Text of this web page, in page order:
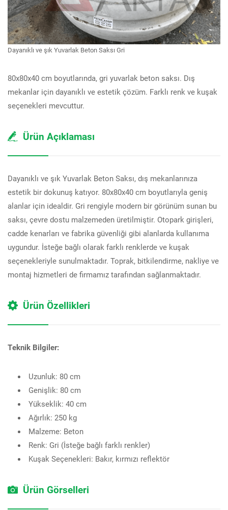
Dayanıklı ve şık Yuvarlak Beton Saksı Gri
80x80x40 cm boyutlarında, gri yuvarlak beton saksı. Dış
mekanlar için dayanıklı ve estetik çözüm. Farklı renk ve kuşak
seçenekleri mevcuttur.
Ürün Açıklaması
Dayanıklı ve şık Yuvarlak Beton Saksı, dış mekanlarınıza
estetik bir dokunuş katıyor. 80x80x40 cm boyutlarıyla geniş
alanlar için idealdir. Gri rengiyle modern bir görünüm sunan bu
saksı, çevre dostu malzemeden üretilmiştir. Otopark girişleri,
cadde kenarları ve fabrika güvenliği gibi alanlarda kullanıma
uygundur. İsteğe bağlı olarak farklı renklerde ve kuşak
seçenekleriyle sunulmaktadır. Toprak, bitkilendirme, nakliye ve
montaj hizmetleri de firmamız tarafından sağlanmaktadır.
Ürün Özellikleri
Teknik Bilgiler:
Uzunluk: 80 cm
Genişlik: 80 cm
Yükseklik: 40 cm
Ağırlık: 250 kg
Malzeme: Beton
Renk: Gri (İsteğe bağlı farklı renkler)
Kuşak Seçenekleri: Bakır, kırmızı reflektör
Ürün Görselleri